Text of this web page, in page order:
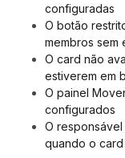
configuradas
O botão
membros sem
O card não
estiverem em
O painel
configurados
O
quando o